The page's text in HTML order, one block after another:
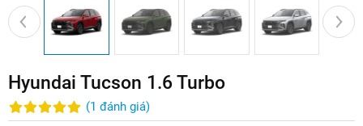
Hyundai Tucson 1.6 Turbo
(1 đánh giá)